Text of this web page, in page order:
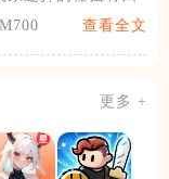
查看全文
更多 +